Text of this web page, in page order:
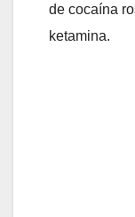
de cocaína
ketamina.